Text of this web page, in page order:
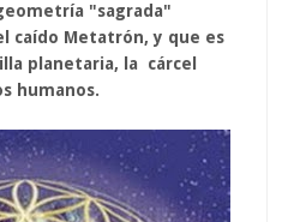
"sagrada"
caído Metatrón, y que es
planetaria, la cárcel
humanos.